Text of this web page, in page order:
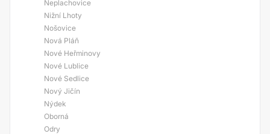
Neplachovice
Nižní Lhoty
Nošovice
Nová Pláň
Nové Heřminovy
Nové Lublice
Nové Sedlice
Nový Jičín
Nýdek
Oborná
Odry